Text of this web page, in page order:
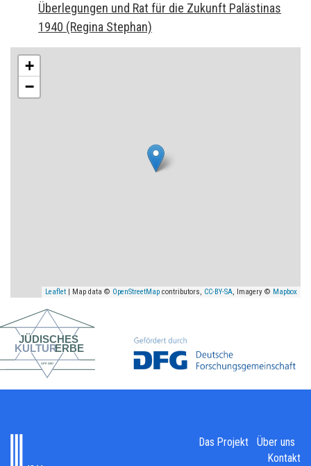
Überlegungen und Rat für die Zukunft Palästinas
1940 (Regina Stephan)
+
−
Leaflet | Map data © OpenStreetMap contributors, CC-BY-SA, Imagery © Mapbox
Das Projekt
Über uns
Kontakt